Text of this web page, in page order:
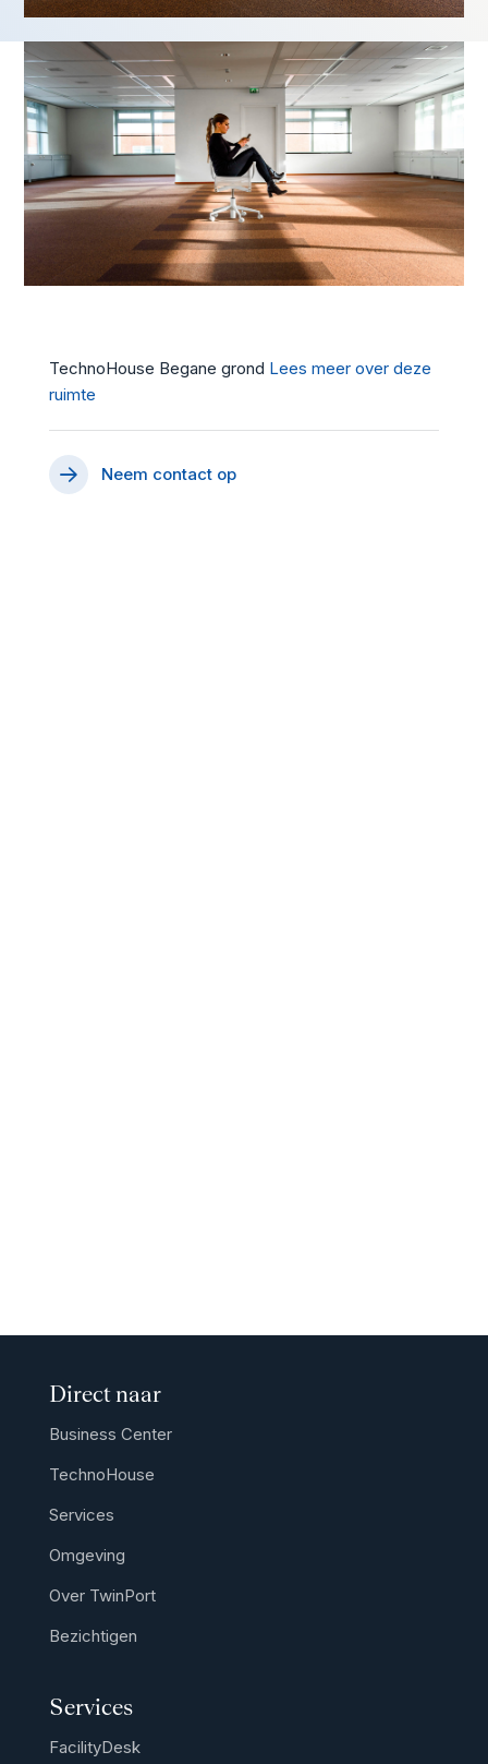
TechnoHouse Begane grond Lees meer over deze
ruimte
Neem contact op
Direct naar
Business Center
TechnoHouse
Services
Omgeving
Over TwinPort
Bezichtigen
Services
FacilityDesk